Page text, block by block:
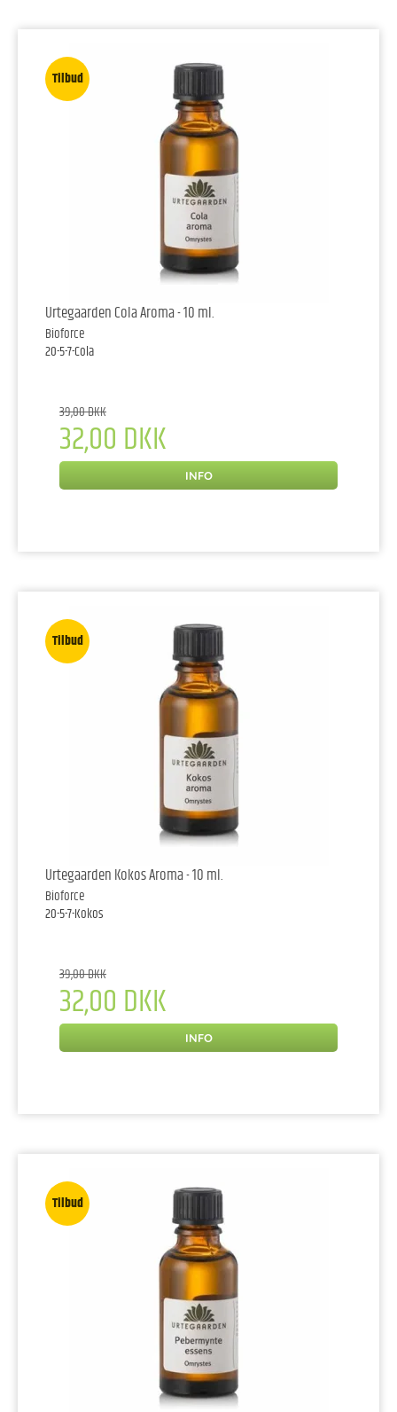
Tilbud
Urtegaarden Cola Aroma - 10 ml.
Bioforce
20-5-7-Cola
39,00 DKK
32,00 DKK
INFO
Tilbud
Urtegaarden Kokos Aroma - 10 ml.
Bioforce
20-5-7-Kokos
39,00 DKK
32,00 DKK
INFO
Tilbud